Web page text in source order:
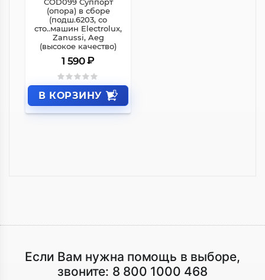
COD099 Суппорт
(опора) в сборе
(подш.6203, со
сто..машин Electrolux,
Zanussi, Aeg
(высокое качество)
1 590 ₽
В КОРЗИНУ
Если Вам нужна помощь в выборе,
звоните: 8 800 1000 468